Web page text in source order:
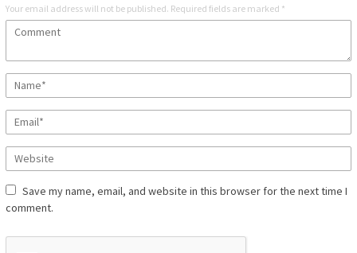
Your email address will not be published. Required fields are marked *
Save my name, email, and website in this browser for the next time I
comment.